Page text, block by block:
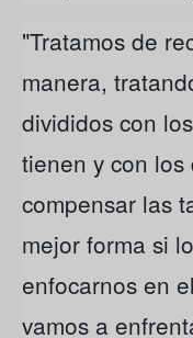
"Tratamos de
manera,
divididos con
tienen y con
compensar las
mejor forma si
enfocarnos en
vamos a